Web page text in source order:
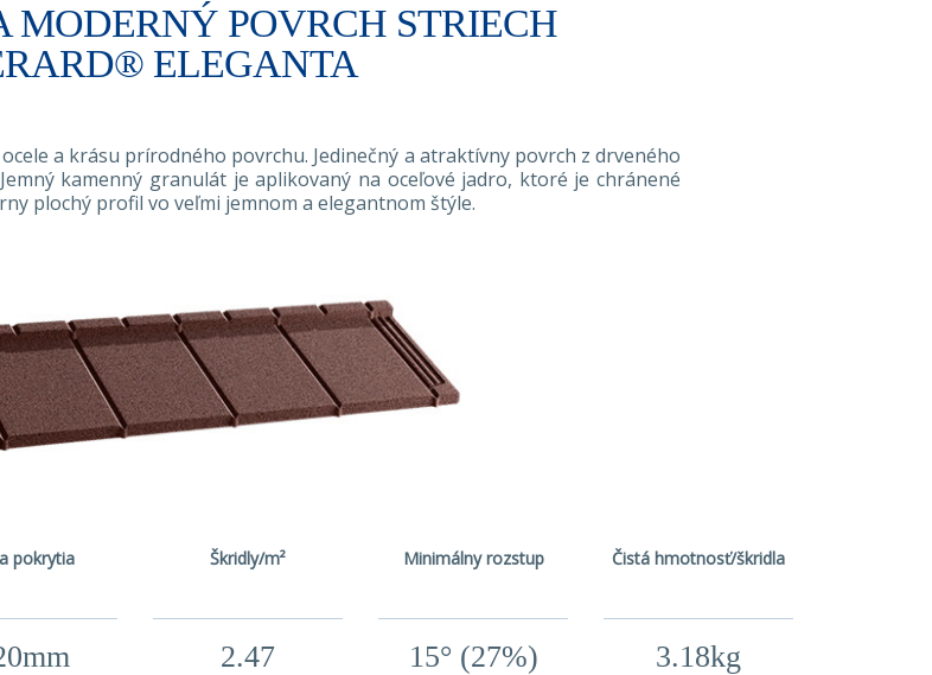
MODERNÝ POVRCH STRIECH
ELEGANTA
a krásu prírodného povrchu. Jedinečný a atraktívny povrch z drveného
kamenný granulát je aplikovaný na oceľové jadro, ktoré je chránené
plochý profil vo veľmi jemnom a elegantnom štýle.
pokrytia Škridly/m²
2.47
Minimálny rozstup
15° (27%)
Čistá hmotnosť/škridla
3.18kg